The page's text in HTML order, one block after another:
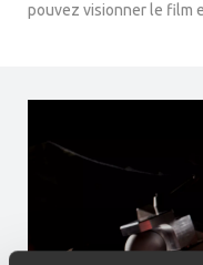
pouvez visionner le film